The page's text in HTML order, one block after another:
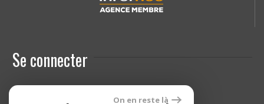
Se connecter
Espace propriétaires
On en reste là